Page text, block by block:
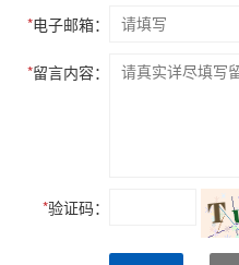
*电子邮箱：
*留言内容：
*验证码：